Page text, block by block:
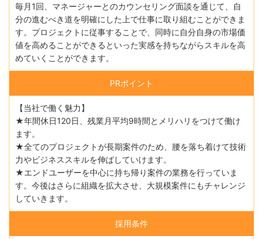
毎月1回、マネージャーとのカウンセリング面談を通じて、自
分の進むべき道を明確にした上で仕事に取り組むことができま
す。プロジェクトに従事することで、同時に自分自身の市場価
値を高めることができるといった実感を持ちながらスキルを高
めていくことができます。
PRポイント
【当社で働く魅力】
★年間休日120日、残業月平均9時間とメリハリをつけて働け
ます。
★全てのプロジェクトが長期案件のため、腰を落ち着けて技術
力やビジネススキルを伸ばしていけます。
★エンドユーザーを中心に持ち帰り案件の業務を行っていま
す。今後はさらに組織を拡大させ、大規模案件にもチャレンジ
していきます。
採用条件